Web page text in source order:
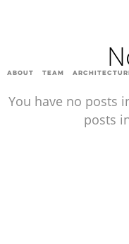
ABOUT TEAM
You have no posts
posts